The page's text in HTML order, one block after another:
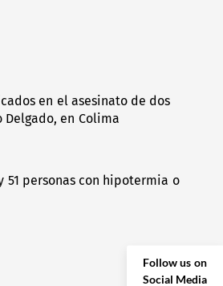
en el asesinato de dos
en Colima
51 personas con hipotermia o
Follow us on
Social Media